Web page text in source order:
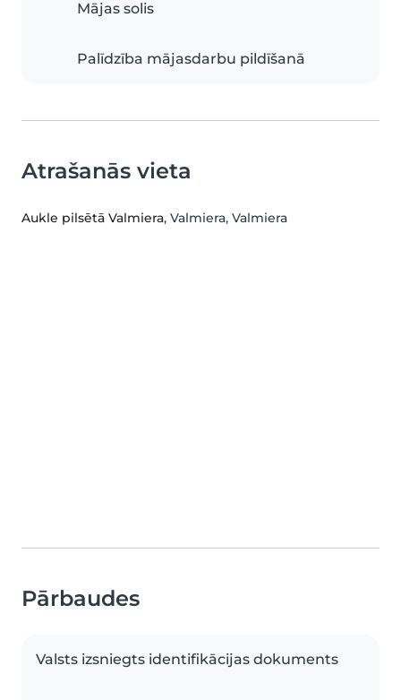
Mājas solis
Palīdzība mājasdarbu pildīšanā
Atrašanās vieta
Aukle pilsētā Valmiera, Valmiera, Valmiera
Pārbaudes
Valsts izsniegts identifikācijas dokuments